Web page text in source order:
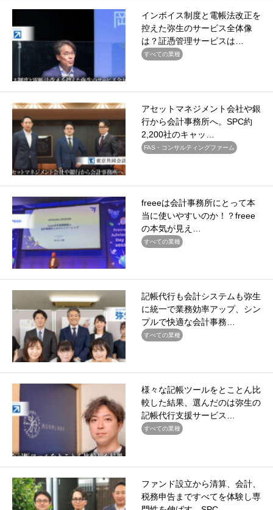
インボイス制度と電帳法改正を
控えた弥生のサービス全体像
は？証憑管理サービスは…
すべての業種
アセットマネジメント会社や銀
行から会計事務所へ。SPC約
2,200社のキャッ…
FAS・コンサルティングファーム
freeeは会計事務所にとって本
当に使いやすいのか！？freee
の本気が見え…
すべての業種
記帳代行も会計システムも弥生
に統一で業務効率アップ、シン
プルで快適な会計事務…
すべての業種
様々な記帳ツールをとことん比
較した結果、選んだのは弥生の
記帳代行支援サービス…
すべての業種
ファンド設立から清算、会計、
税務申告まですべてを体験し専